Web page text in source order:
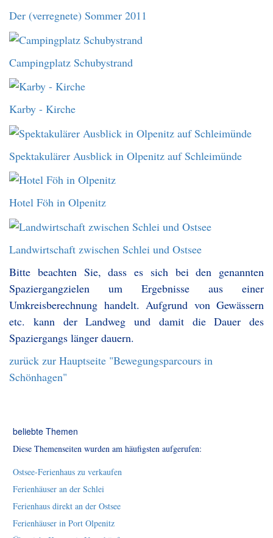
Der (verregnete) Sommer 2011
Campingplatz Schubystrand
Karby - Kirche
Spektakulärer Ausblick in Olpenitz auf Schleimünde
Hotel Föh in Olpenitz
Landwirtschaft zwischen Schlei und Ostsee
Bitte beachten Sie, dass es sich bei den genannten
Spaziergangzielen um Ergebnisse aus einer
Umkreisberechnung handelt. Aufgrund von Gewässern
etc. kann der Landweg und damit die Dauer des
Spaziergangs länger dauern.
zurück zur Hauptseite "Bewegungsparcours in
Schönhagen"
beliebte Themen
Diese Themenseiten wurden am häufigsten aufgerufen:
Ostsee-Ferienhaus zu verkaufen
Ferienhäuser an der Schlei
Ferienhaus direkt an der Ostsee
Ferienhäuser in Port Olpenitz